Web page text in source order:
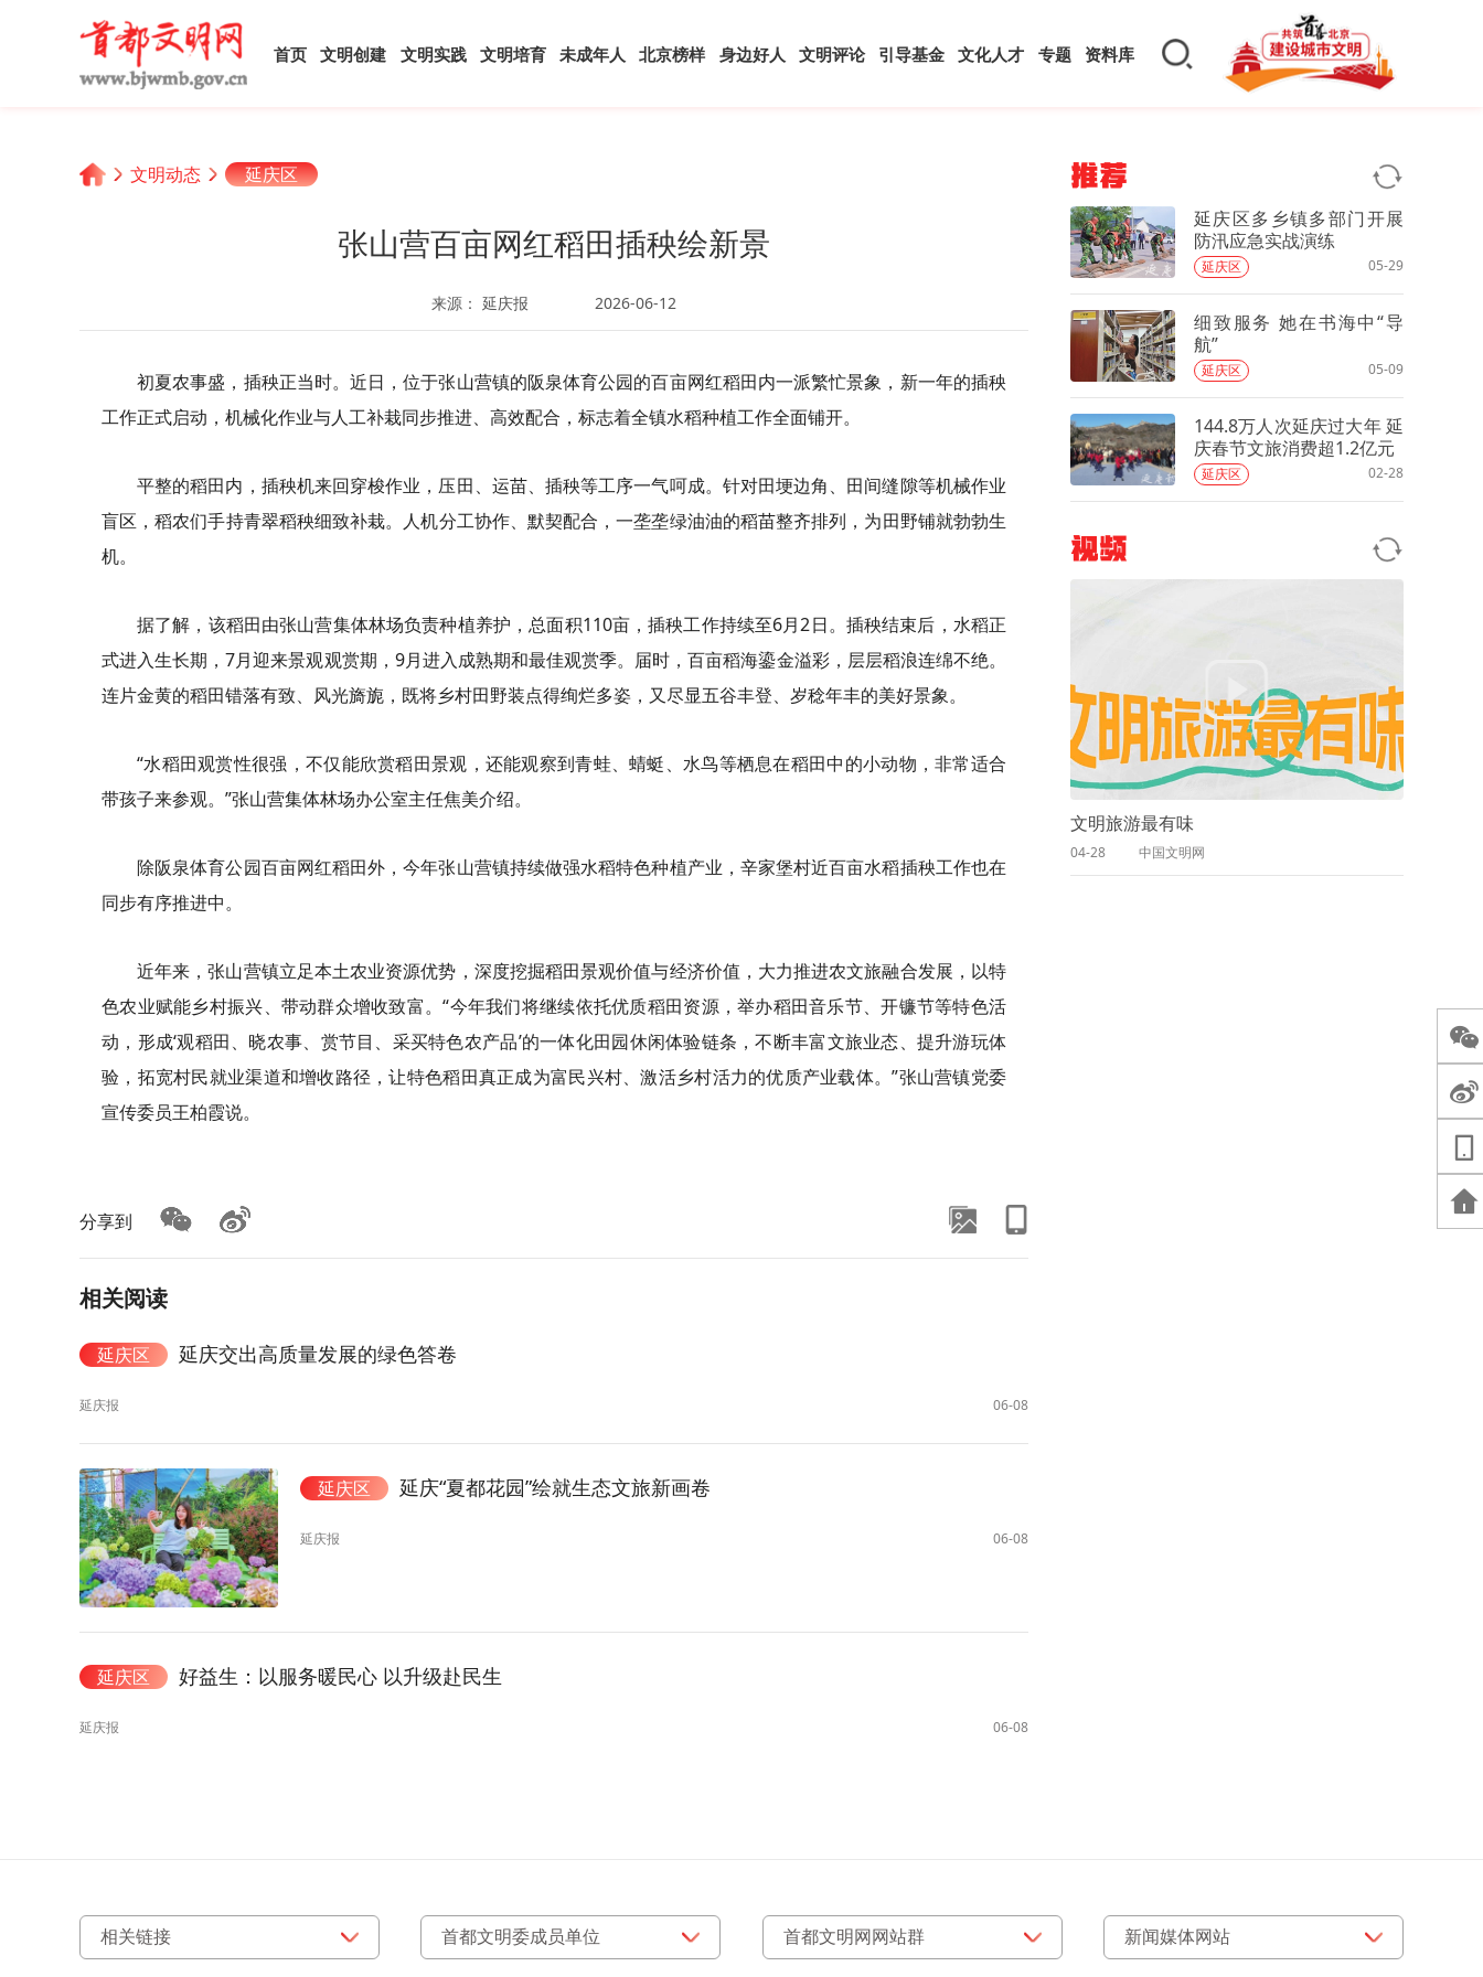
首页 文明创建 文明实践 文明培育 未成年人 北京榜样 身边好人 文明评论 引导基金 文化人才 专题 资料库
文明动态 延庆区
张山营百亩网红稻田插秧绘新景
来源： 延庆报 2026-06-12
初夏农事盛，插秧正当时。近日，位于张山营镇的阪泉体育公园的百亩网红稻田内一派繁忙景象，新一年的插秧
工作正式启动，机械化作业与人工补栽同步推进、高效配合，标志着全镇水稻种植工作全面铺开。
平整的稻田内，插秧机来回穿梭作业，压田、运苗、插秧等工序一气呵成。针对田埂边角、田间缝隙等机械作业
盲区，稻农们手持青翠稻秧细致补栽。人机分工协作、默契配合，一垄垄绿油油的稻苗整齐排列，为田野铺就勃勃生
机。
据了解，该稻田由张山营集体林场负责种植养护，总面积110亩，插秧工作持续至6月2日。插秧结束后，水稻正
式进入生长期，7月迎来景观观赏期，9月进入成熟期和最佳观赏季。届时，百亩稻海鎏金溢彩，层层稻浪连绵不绝。
连片金黄的稻田错落有致、风光旖旎，既将乡村田野装点得绚烂多姿，又尽显五谷丰登、岁稔年丰的美好景象。
“水稻田观赏性很强，不仅能欣赏稻田景观，还能观察到青蛙、蜻蜓、水鸟等栖息在稻田中的小动物，非常适合
带孩子来参观。”张山营集体林场办公室主任焦美介绍。
除阪泉体育公园百亩网红稻田外，今年张山营镇持续做强水稻特色种植产业，辛家堡村近百亩水稻插秧工作也在
同步有序推进中。
近年来，张山营镇立足本土农业资源优势，深度挖掘稻田景观价值与经济价值，大力推进农文旅融合发展，以特
色农业赋能乡村振兴、带动群众增收致富。“今年我们将继续依托优质稻田资源，举办稻田音乐节、开镰节等特色活
动，形成‘观稻田、晓农事、赏节目、采买特色农产品’的一体化田园休闲体验链条，不断丰富文旅业态、提升游玩体
验，拓宽村民就业渠道和增收路径，让特色稻田真正成为富民兴村、激活乡村活力的优质产业载体。”张山营镇党委
宣传委员王柏霞说。
分享到
相关阅读
延庆区 延庆交出高质量发展的绿色答卷
延庆报 06-08
延庆区 延庆“夏都花园”绘就生态文旅新画卷
延庆报 06-08
延庆区 好益生：以服务暖民心 以升级赴民生
延庆报 06-08
推荐
延庆区多乡镇多部门开展
防汛应急实战演练
延庆区 05-29
细致服务 她在书海中“导
航”
延庆区 05-09
144.8万人次延庆过大年 延
庆春节文旅消费超1.2亿元
延庆区 02-28
视频
文明旅游最有味
04-28 中国文明网